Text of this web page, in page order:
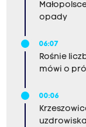
opady
06:07
Rośnie
mówi o
00:06
uzdrowiska